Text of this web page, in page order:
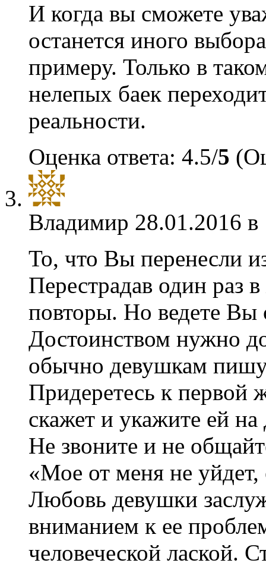
И когда вы сможете
останется иного
примеру. Только в
нелепых баек
реальности.
Оценка ответа: 4.5/5
Владимир 28.01.2016
То, что Вы перенесли
Перестрадав один раз
повторы. Но ведете Вы
Достоинством нужно
обычно девушкам
Придеретесь к первой
скажет и укажите ей
Не звоните и не
«Мое от меня не
Любовь девушки
вниманием к ее
человеческой лаской.